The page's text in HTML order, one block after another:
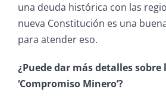
una deuda histórica con las
nueva Constitución es una
para atender eso.
¿Puede dar más detalles
‘Compromiso Minero’?